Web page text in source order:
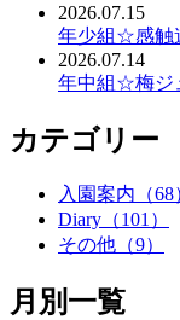
2026.07.15
年少組☆感触
2026.07.14
年中組☆梅ジ
カテゴリー
入園案内（68
Diary（101）
その他（9）
月別一覧